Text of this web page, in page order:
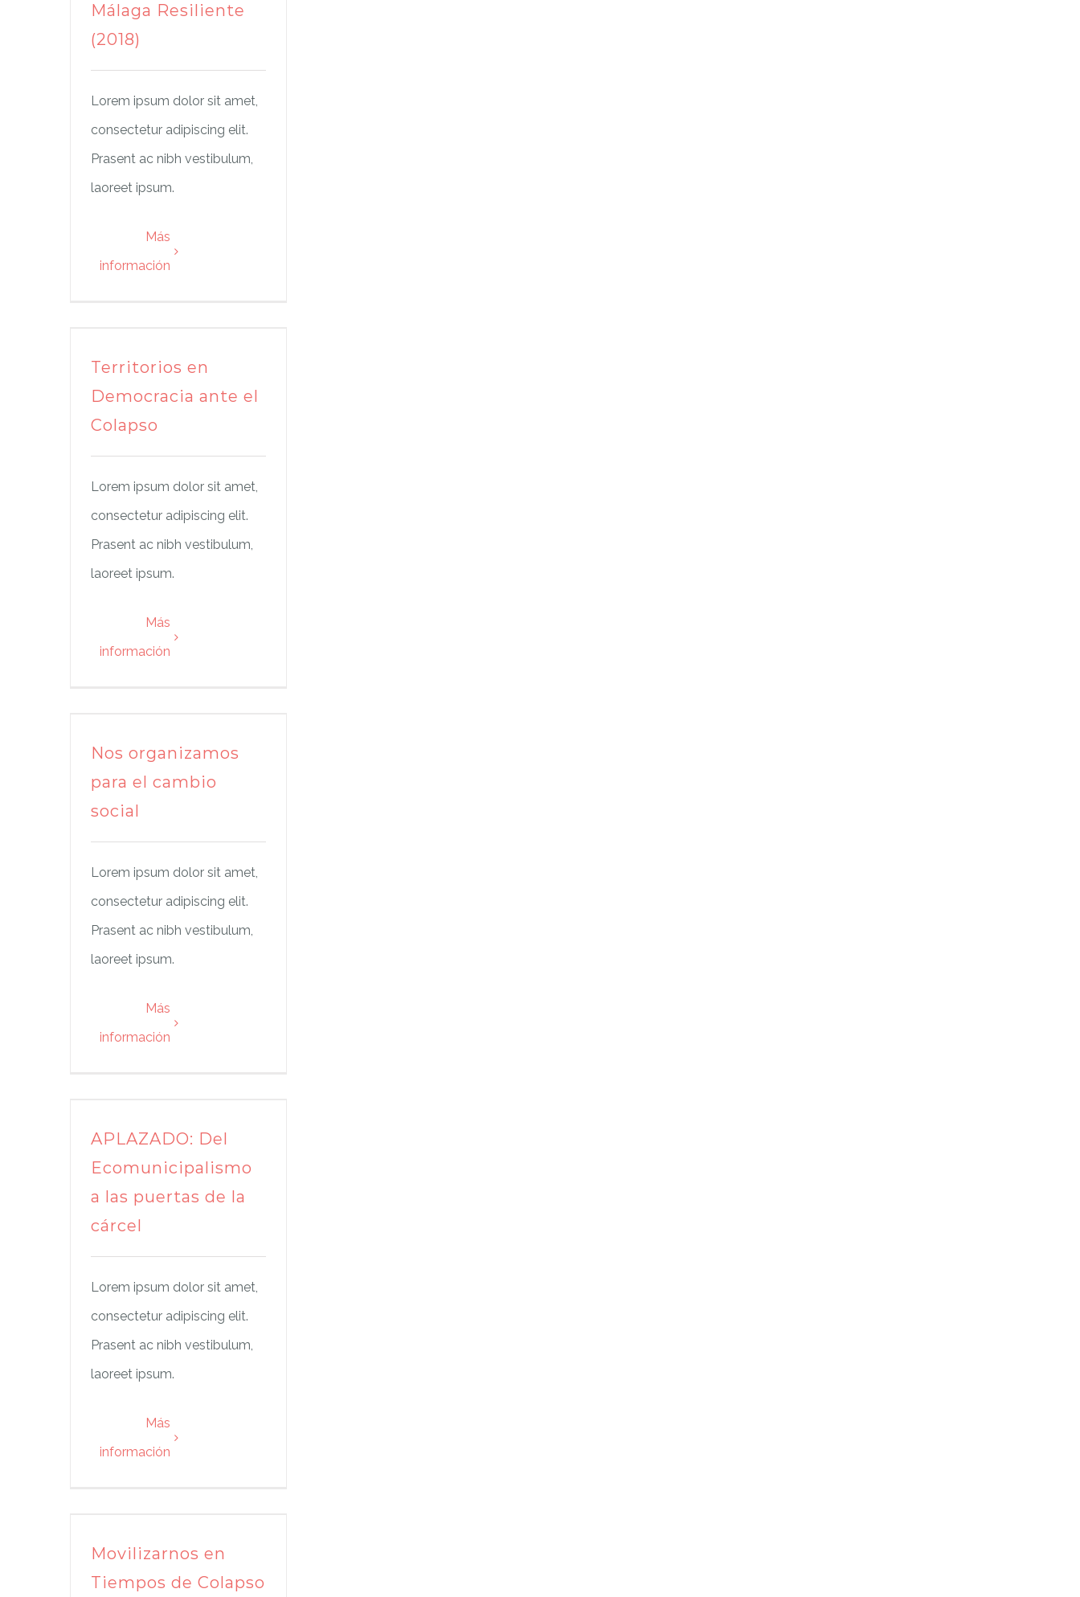
Málaga Resiliente
(2018)
Lorem ipsum dolor sit amet,
consectetur adipiscing elit.
Prasent ac nibh vestibulum,
laoreet ipsum.
Más
información
Territorios en
Democracia ante el
Colapso
Lorem ipsum dolor sit amet,
consectetur adipiscing elit.
Prasent ac nibh vestibulum,
laoreet ipsum.
Más
información
Nos organizamos
para el cambio
social
Lorem ipsum dolor sit amet,
consectetur adipiscing elit.
Prasent ac nibh vestibulum,
laoreet ipsum.
Más
información
APLAZADO: Del
Ecomunicipalismo
a las puertas de la
cárcel
Lorem ipsum dolor sit amet,
consectetur adipiscing elit.
Prasent ac nibh vestibulum,
laoreet ipsum.
Más
información
Movilizarnos en
Tiempos de Colapso